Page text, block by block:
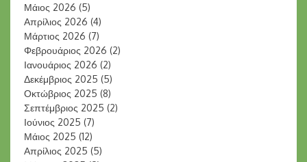
Μάιος 2026 (5)
Απρίλιος 2026 (4)
Μάρτιος 2026 (7)
Φεβρουάριος 2026 (2)
Ιανουάριος 2026 (2)
Δεκέμβριος 2025 (5)
Οκτώβριος 2025 (8)
Σεπτέμβριος 2025 (2)
Ιούνιος 2025 (7)
Μάιος 2025 (12)
Απρίλιος 2025 (5)